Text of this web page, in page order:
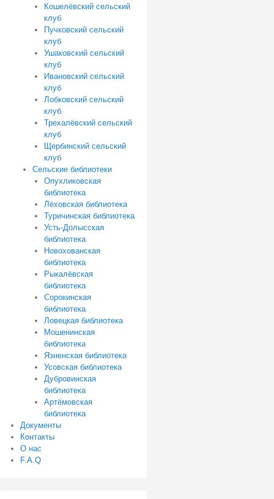
Кошелёвский сельский
клуб
Пучковский сельский
клуб
Ушаковский сельский
клуб
Ивановский сельский
клуб
Лобковский сельский
клуб
Трехалёвский сельский
клуб
Щербинский сельский
клуб
Сельские библиотеки
Опухликовская
библиотека
Лёховская библиотека
Туричинская библиотека
Усть-Долысская
библиотека
Новохованская
библиотека
Рыкалёвская
библиотека
Сорокинская
библиотека
Ловецкая библиотека
Мошенинская
библиотека
Язненская библиотека
Усовская библиотека
Дубровинская
библиотека
Артёмовская
библиотека
Документы
Контакты
О нас
F.A.Q